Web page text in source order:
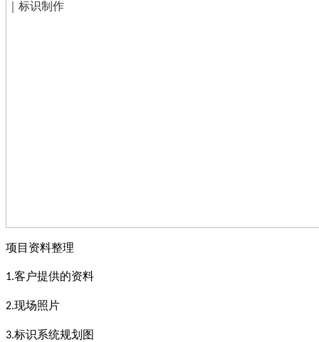
项目资料整理
1.客户提供的资料
2.现场照片
3.标识系统规划图